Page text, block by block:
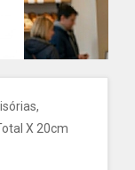
X 20cm